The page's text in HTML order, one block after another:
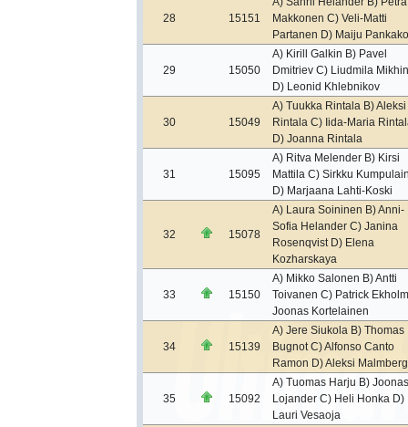
28 15151
Makkonen C) Veli-Matti
Partanen D) Maiju
29 15050
A) Kirill Galkin B) Pavel
Dmitriev C) Liudmila
D) Leonid Khlebnikov
30 15049
A) Tuukka Rintala B) Aleksi
Rintala C) Iida-Maria
D) Joanna Rintala
31 15095
A) Ritva Melender B) Kirsi
Mattila C) Sirkku
D) Marjaana Lahti-Koski
32 15078
A) Laura Soininen B) Anni-
Sofia Helander C) Janina
Rosenqvist D) Elena
Kozharskaya
33 15150
A) Mikko Salonen B) Antti
Toivanen C) Patrick
Joonas Kortelainen
34 15139
A) Jere Siukola B) Thomas
Bugnot C) Alfonso Canto
Ramon D) Aleksi Malmberg
35 15092
A) Tuomas Harju B) Joonas
Lojander C) Heli Honka D)
Lauri Vesaoja